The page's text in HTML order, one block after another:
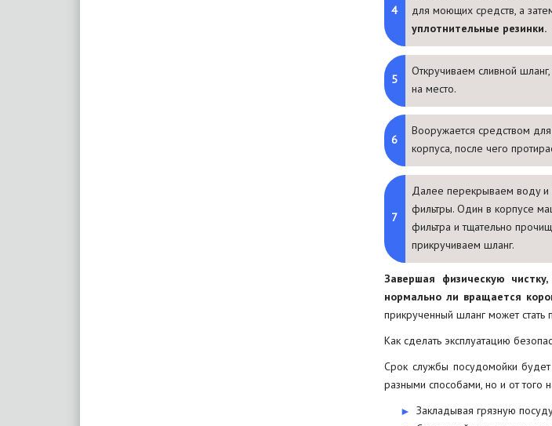
для моющих средств, а
уплотнительные резинки.
Откручиваем сливной
на место.
Вооружается средством
корпуса, после чего
Далее перекрываем воду и
фильтры. Один в корпусе
фильтра и тщательно
прикручиваем шланг.
Завершая физическую
нормально ли вращается
прикрученный шланг может стать
Как сделать эксплуатацию
Срок службы посудомойки будет
разными способами, но и от того
Закладывая грязную